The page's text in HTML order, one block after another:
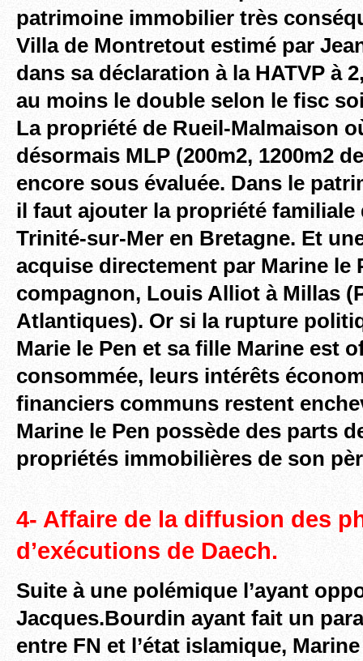
patrimoine immobilier très
Villa de Montretout estimé par
dans sa déclaration à la HATVP à
au moins le double selon le fisc
La propriété de Rueil-Malmaison
désormais MLP (200m2, 1200m2
encore sous évaluée. Dans le
il faut ajouter la propriété familiale
Trinité-sur-Mer en Bretagne. Et
acquise directement par Marine le
compagnon, Louis Alliot à Millas
Atlantiques). Or si la rupture
Marie le Pen et sa fille Marine est
consommée, leurs intérêts
financiers communs restent
Marine le Pen possède des parts
propriétés immobilières de son
4- Affaire de la diffusion des
d’exécutions de Daech.
Suite à une polémique l’ayant
Jacques.Bourdin ayant fait un
entre FN et l’état islamique,